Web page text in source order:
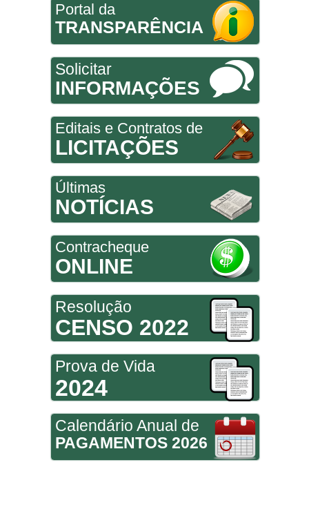
Portal da
TRANSPARÊNCIA
Solicitar
INFORMAÇÕES
Editais e Contratos de
LICITAÇÕES
Últimas
NOTÍCIAS
Contracheque
ONLINE
Resolução
CENSO 2022
Prova de Vida
2024
Calendário Anual de
PAGAMENTOS 2026